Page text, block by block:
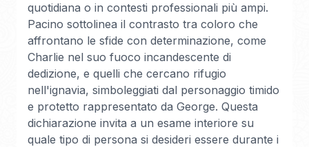
quotidiana o in contesti professionali più ampi.
Pacino sottolinea il contrasto tra coloro che
affrontano le sfide con determinazione, come
Charlie nel suo fuoco incandescente di
dedizione, e quelli che cercano rifugio
nell'ignavia, simboleggiati dal personaggio timido
e protetto rappresentato da George. Questa
dichiarazione invita a un esame interiore su
quale tipo di persona si desideri essere durante i